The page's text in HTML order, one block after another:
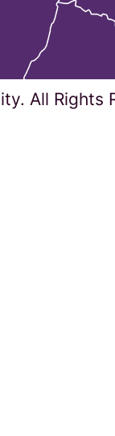
All Rights